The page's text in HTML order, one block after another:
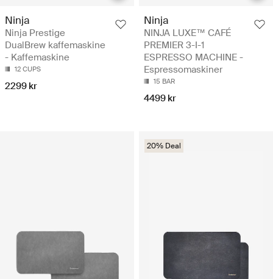
Ninja
Ninja Prestige
DualBrew kaffemaskine
- Kaffemaskine
12 CUPS
2299 kr
Ninja
NINJA LUXE™ CAFÉ
PREMIER 3-I-1
ESPRESSO MACHINE -
Espressomaskiner
15 BAR
4499 kr
20% Deal